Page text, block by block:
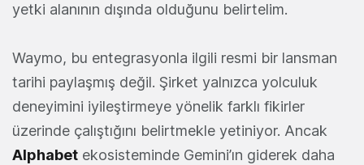
yetki alanının dışında olduğunu belirtelim.
Waymo, bu entegrasyonla ilgili resmi bir lansman
tarihi paylaşmış değil. Şirket yalnızca yolculuk
deneyimini iyileştirmeye yönelik farklı fikirler
üzerinde çalıştığını belirtmekle yetiniyor. Ancak
Alphabet ekosisteminde Gemini’ın giderek daha